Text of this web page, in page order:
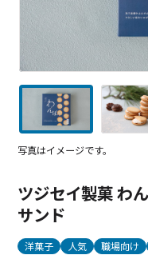
写真はイメージです。
ツジセイ製菓 わ
サンド
洋菓子 人気 職場向け